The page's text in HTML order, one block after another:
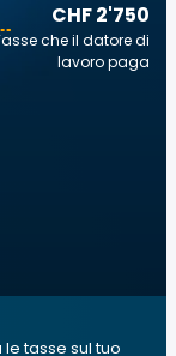
CHF 2'750
che il datore di
lavoro paga
tasse sul tuo